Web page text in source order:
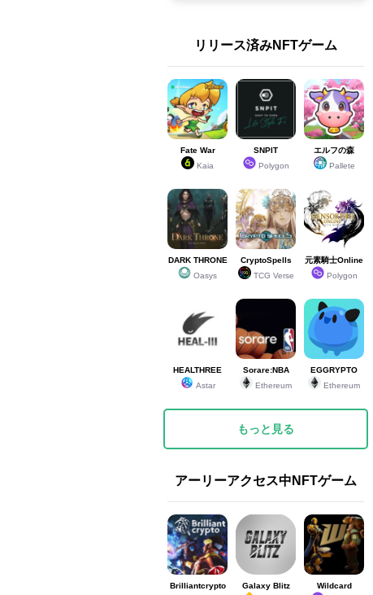
リリース済みNFTゲーム
Fate War
Kaia
SNPIT
Polygon
エルフの森
Pallete
DARK THRONE
Oasys
CryptoSpells
TCG Verse
元素騎士Online
Polygon
HEALTHREE
Astar
Sorare:NBA
Ethereum
EGGRYPTO
Ethereum
もっと見る
アーリーアクセス中NFTゲーム
Brilliantcrypto
Galaxy Blitz
Wildcard